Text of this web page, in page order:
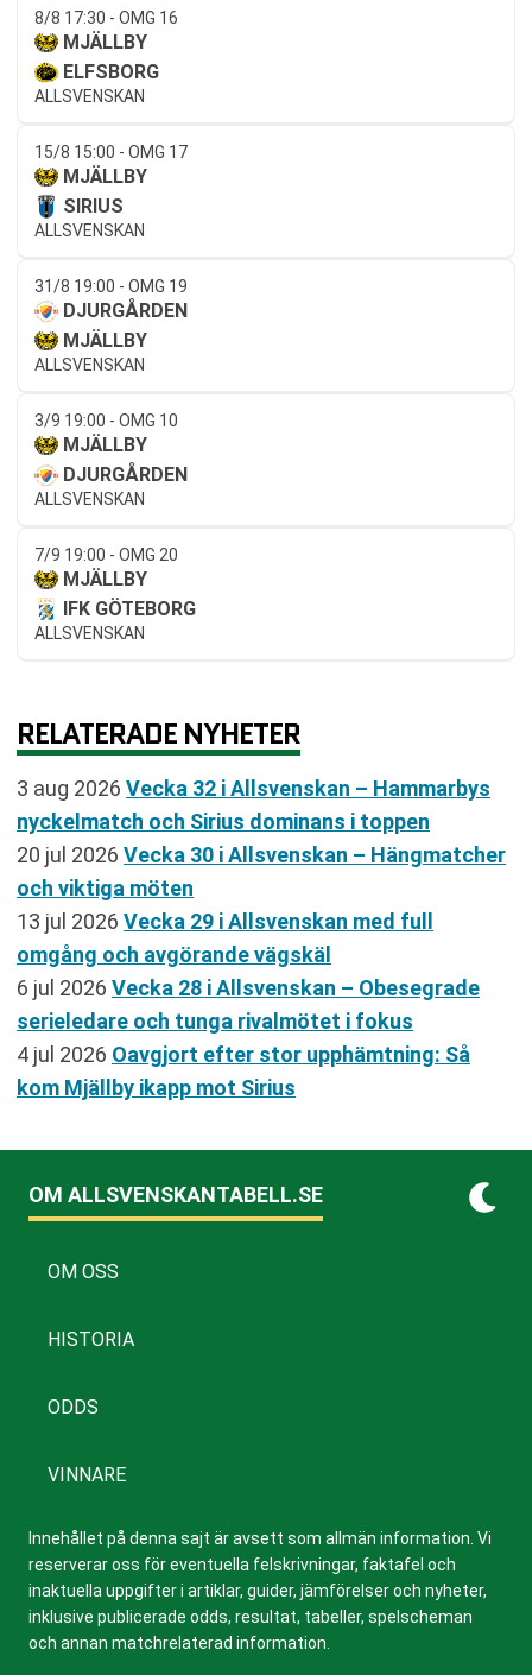
8/8 17:30 - OMG 16
MJÄLLBY
ELFSBORG
ALLSVENSKAN
15/8 15:00 - OMG 17
MJÄLLBY
SIRIUS
ALLSVENSKAN
31/8 19:00 - OMG 19
DJURGÅRDEN
MJÄLLBY
ALLSVENSKAN
3/9 19:00 - OMG 10
MJÄLLBY
DJURGÅRDEN
ALLSVENSKAN
7/9 19:00 - OMG 20
MJÄLLBY
IFK GÖTEBORG
ALLSVENSKAN
RELATERADE NYHETER
3 aug 2026 Vecka 32 i Allsvenskan – Hammarbys
nyckelmatch och Sirius dominans i toppen
20 jul 2026 Vecka 30 i Allsvenskan – Hängmatcher
och viktiga möten
13 jul 2026 Vecka 29 i Allsvenskan med full
omgång och avgörande vägskäl
6 jul 2026 Vecka 28 i Allsvenskan – Obesegrade
serieledare och tunga rivalmötet i fokus
4 jul 2026 Oavgjort efter stor upphämtning: Så
kom Mjällby ikapp mot Sirius
OM ALLSVENSKANTABELL.SE
OM OSS
HISTORIA
ODDS
VINNARE
Innehållet på denna sajt är avsett som allmän information. Vi
reserverar oss för eventuella felskrivningar, faktafel och
inaktuella uppgifter i artiklar, guider, jämförelser och nyheter,
inklusive publicerade odds, resultat, tabeller, spelscheman
och annan matchrelaterad information.